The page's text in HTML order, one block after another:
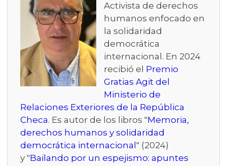
Activista de derechos
humanos enfocado en
la solidaridad
democrática
internacional. En 2024
recibió el Premio
Gratias Agit del
Ministerio de
Relaciones Exteriores de la República
Checa. Es autor de los libros "Memoria,
derechos humanos y solidaridad
democrática internacional " (2024)
y "Bailando por un espejismo: apuntes